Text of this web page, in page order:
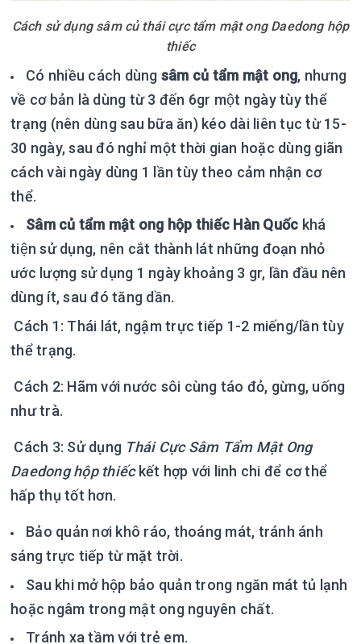
Cách sử dụng sâm củ thái cực tẩm mật ong Daedong hộp
thiếc
Có nhiều cách dùng sâm củ tẩm mật ong, nhưng
về cơ bản là dùng từ 3 đến 6gr một ngày tùy thể
trạng (nên dùng sau bữa ăn) kéo dài liên tục từ 15-
30 ngày, sau đó nghỉ một thời gian hoặc dùng giãn
cách vài ngày dùng 1 lần tùy theo cảm nhận cơ
thể.
Sâm củ tẩm mật ong hộp thiếc Hàn Quốc khá
tiện sử dụng, nên cắt thành lát những đoạn nhỏ
ước lượng sử dụng 1 ngày khoảng 3 gr, lần đầu nên
dùng ít, sau đó tăng dần.
Cách 1: Thái lát, ngậm trực tiếp 1-2 miếng/lần tùy
thể trạng.
Cách 2: Hãm với nước sôi cùng táo đỏ, gừng, uống
như trà.
Cách 3: Sử dụng Thái Cực Sâm Tẩm Mật Ong
Daedong hộp thiếckết hợp với linh chi để cơ thể
hấp thụ tốt hơn.
Bảo quản nơi khô ráo, thoáng mát, tránh ánh
sáng trực tiếp từ mặt trời.
Sau khi mở hộp bảo quản trong ngăn mát tủ lạnh
hoặc ngâm trong mật ong nguyên chất.
Tránh xa tầm với trẻ em.